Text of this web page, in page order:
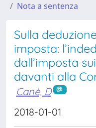
Nota a sentenza
Sulla
imposta:
dall’imposta
davanti alla
Canè, D
2018-01-01